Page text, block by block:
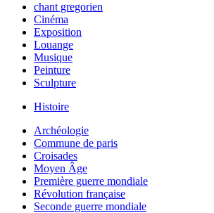
chant gregorien
Cinéma
Exposition
Louange
Musique
Peinture
Sculpture
Histoire
Archéologie
Commune de paris
Croisades
Moyen Âge
Première guerre mondiale
Révolution française
Seconde guerre mondiale